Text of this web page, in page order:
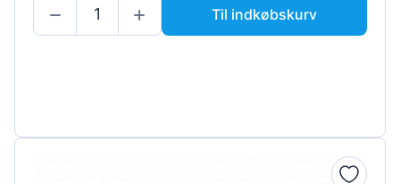
Til indkøbskurv